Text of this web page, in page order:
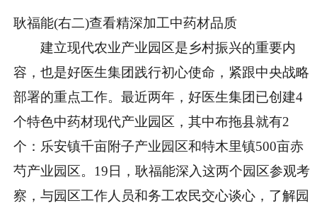
耿福能(右二)查看精深加工中药材品质
建立现代农业产业园区是乡村振兴的重要内
容，也是好医生集团践行初心使命，紧跟中央战略
部署的重点工作。最近两年，好医生集团已创建4
个特色中药材现代产业园区，其中布拖县就有2
个：乐安镇千亩附子产业园区和特木里镇500亩赤
芍产业园区。19日，耿福能深入这两个园区参观考
察，与园区工作人员和务工农民交心谈心，了解园